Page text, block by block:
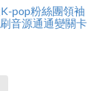
pop粉絲團領袖
音源通通變關卡